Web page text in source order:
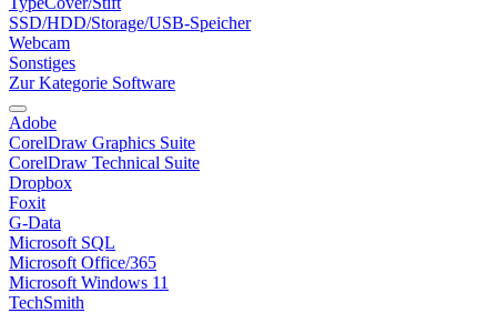
SSD/HDD/Storage/USB-Speicher
Webcam
Sonstiges
Zur Kategorie Software
Adobe
CorelDraw Graphics Suite
CorelDraw Technical Suite
Dropbox
Foxit
G-Data
Microsoft SQL
Microsoft Office/365
Microsoft Windows 11
TechSmith